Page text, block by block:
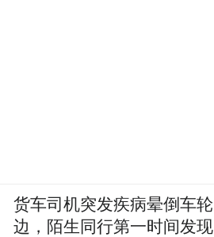
货车司机突发疾病晕倒车轮
边，陌生同行第一时间发现